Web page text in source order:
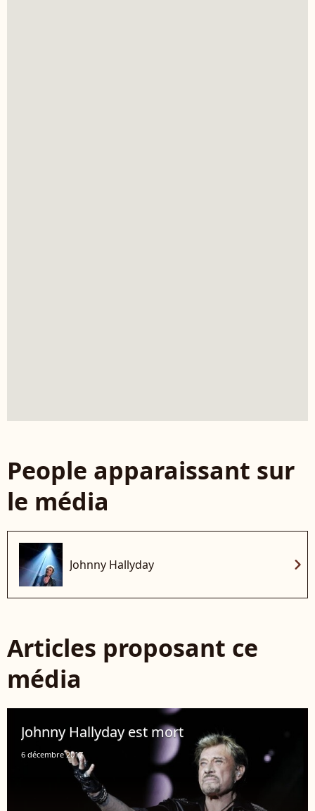
People apparaissant sur
le média
Johnny Hallyday chevron_right
Articles proposant ce
média
Johnny Hallyday est mort
6 décembre 2017